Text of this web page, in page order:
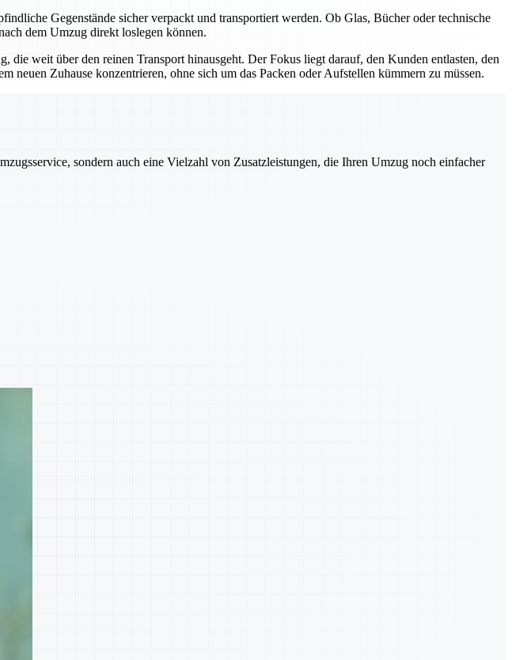
Gegenstände sicher verpackt und transportiert werden. Ob Glas, Bücher oder technische
dem Umzug direkt loslegen können.
weit über den reinen Transport hinausgeht. Der Fokus liegt darauf, den Kunden entlasten, den
neuen Zuhause konzentrieren, ohne sich um das Packen oder Aufstellen kümmern zu müssen.
sondern auch eine Vielzahl von Zusatzleistungen, die Ihren Umzug noch einfacher